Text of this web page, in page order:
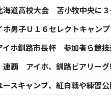
道高校大会 苫小牧中央に３
男子Ｕ１６セレクトキャンプ
ホ釧路市長杯 参加者ら競技
覇 アイホ、釧路ビアリーグ
スキャンプ、紅白戦や練習公